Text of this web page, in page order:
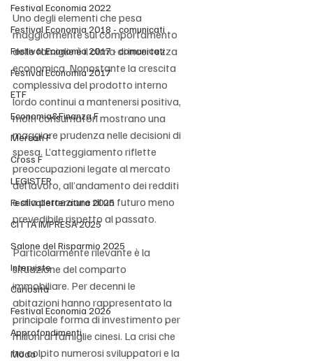
Festival Economia 2022
Festival Economia 2018 - comunicati
Festival Economia 2017 - comunicati
Festival Economia 2017
ETF
Economia&Finanza F
Mercati F
Cross F
LEGISTER
Festivalletteratura 2025
CITTÀ IMPRESA 2025
Salone del Risparmio 2025
Interviste
Curiosità
Festival Economia 2026
Approfondimenti
Moda
Uno degli elementi che pesa
maggiormente sul comportamento
delle famiglie è il clima di incertezza
economica. Nonostante la crescita
complessiva del prodotto interno
lordo continui a mantenersi positiva,
molti consumatori mostrano una
maggiore prudenza nelle decisioni di
spesa. L’atteggiamento riflette
preoccupazioni legate al mercato
del lavoro, all’andamento dei redditi
e alla percezione di un futuro meno
prevedibile rispetto al passato.
Particolarmente rilevante è la
situazione del comparto
immobiliare. Per decenni le
abitazioni hanno rappresentato la
principale forma di investimento per
milioni di famiglie cinesi. La crisi che
ha colpito numerosi sviluppatori e la